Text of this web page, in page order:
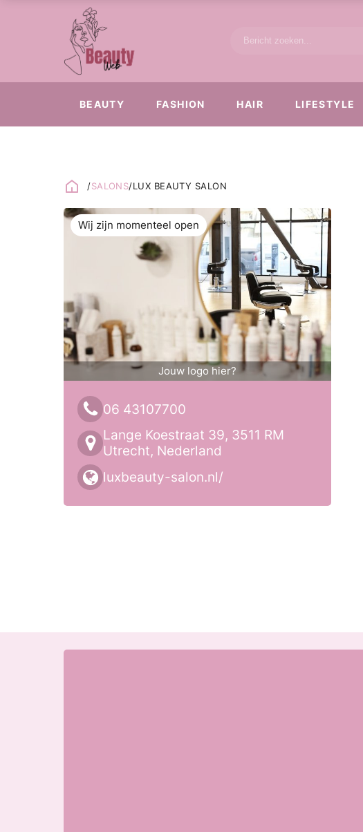
BEAUTY FASHION HAIR LIFESTYLE
/SALONS/LUX BEAUTY SALON
Jouw logo hier?
Wij zijn momenteel open
06 43107700
Lange Koestraat 39, 3511 RM
Utrecht, Nederland
luxbeauty-salon.nl/